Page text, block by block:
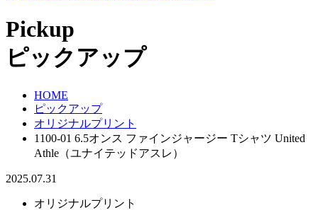
Pickup
ピックアップ
HOME
ピックアップ
オリジナルプリント
1100-01 6.5オンス ファインジャージー Tシャツ United
Athle（ユナイテッドアスレ）
2025.07.31
オリジナルプリント